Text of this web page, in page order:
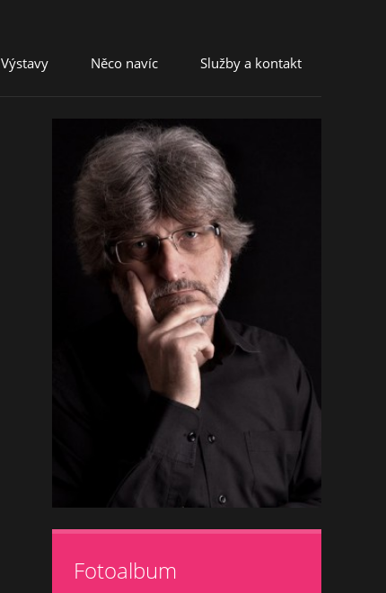
Výstavy Něco navíc Služby a kontakt
Fotoalbum